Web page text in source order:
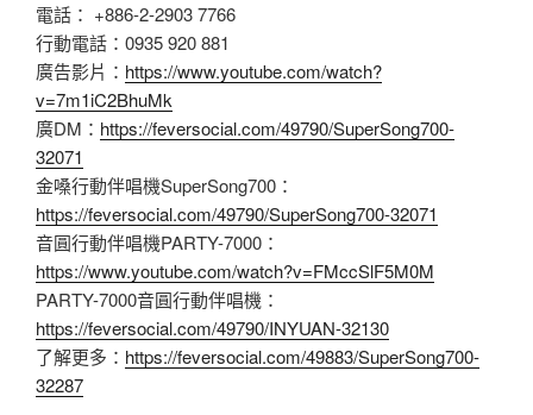
電話： +886-2-2903 7766
行動電話：0935 920 881
廣告影片： https://www.youtube.com/watch?
v=7m1iC2BhuMk
廣DM： https://feversocial.com/49790/SuperSong700-
32071
金嗓行動伴唱機SuperSong700：
https://feversocial.com/49790/SuperSong700-32071
音圓行動伴唱機PARTY-7000：
https://www.youtube.com/watch?v=FMccSlF5M0M
PARTY-7000音圓行動伴唱機：
https://feversocial.com/49790/INYUAN-32130
了解更多： https://feversocial.com/49883/SuperSong700-
32287